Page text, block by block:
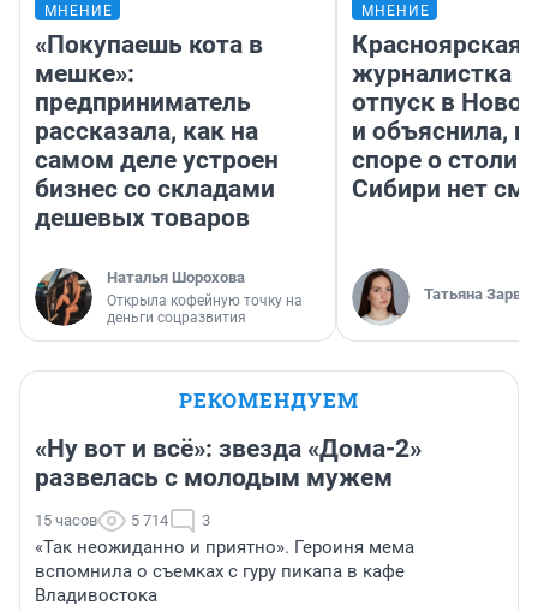
МНЕНИЕ
«Покупаешь кота в
мешке»:
предприниматель
рассказала, как на
самом деле устроен
бизнес со складами
дешевых товаров
Наталья Шорохова
Открыла кофейную точку на
деньги соцразвития
МНЕНИЕ
Красноярская
журналистка
отпуск в
и объяснила,
споре о
Сибири нет
Татьяна Зарва
РЕКОМЕНДУЕМ
«Ну вот и всё»: звезда «Дома-2»
развелась с молодым мужем
15 часов 5 714 3
«Так неожиданно и приятно». Героиня мема
вспомнила о съемках с гуру пикапа в кафе
Владивостока